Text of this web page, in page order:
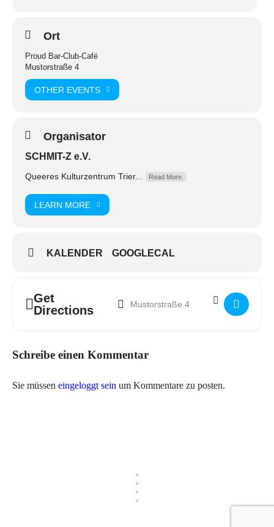
Ort
Proud Bar-Club-Café
Mustorstraße 4
OTHER EVENTS
Organisator
SCHMIT-Z e.V.
Queeres Kulturzentrum Trier... Read More.
LEARN MORE
KALENDER GOOGLECAL
Get
Directions
Address - IDAHOBIT Party []
Destination Address - IDAHOBIT Party
Schreibe einen Kommentar
Sie müssen eingeloggt sein um Kommentare zu posten.